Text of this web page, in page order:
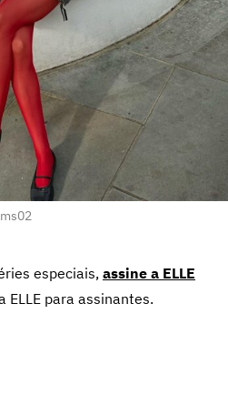
especiais, assine a ELLE
ELLE para assinantes.